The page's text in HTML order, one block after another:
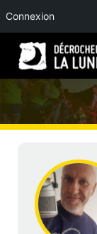
Connexion
Skip to main